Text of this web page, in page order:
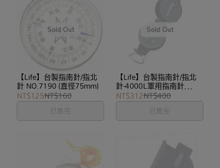
【Life】台製指南針/指北
針 NO.7190 (直徑75mm)
NT$125NT$160
已售完
【Life】台製指南針/指北
針-4000L軍用指南針
50mm
NT$312NT$400
已售完